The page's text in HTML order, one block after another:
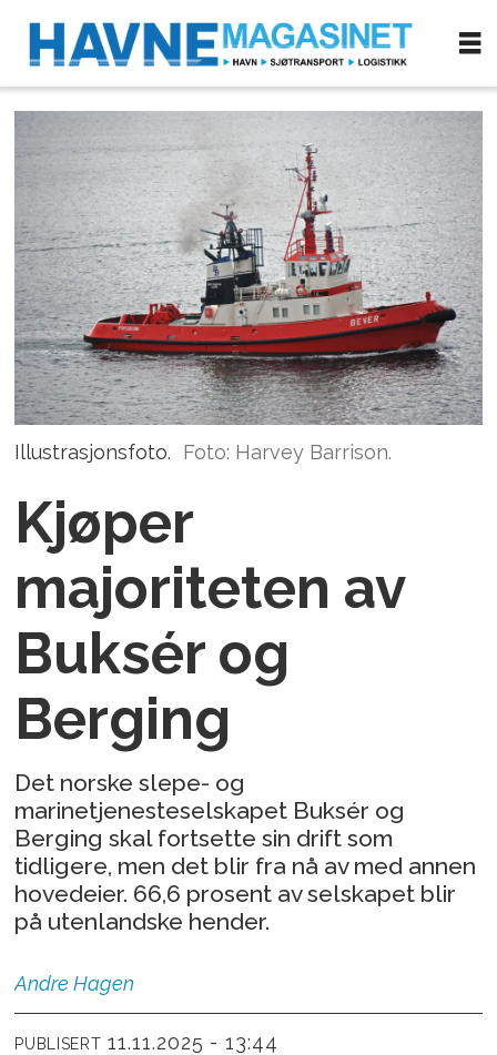
Illustrasjonsfoto. Foto: Harvey Barrison.
Kjøper
majoriteten av
Buksér og
Berging
Det norske slepe- og
marinetjenesteselskapet Buksér og
Berging skal fortsette sin drift som
tidligere, men det blir fra nå av med annen
hovedeier. 66,6 prosent av selskapet blir
på utenlandske hender.
Andre Hagen
PUBLISERT 11.11.2025 - 13:44